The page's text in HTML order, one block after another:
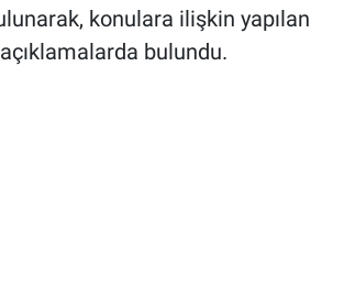
konulara ilişkin yapılan
bulundu.